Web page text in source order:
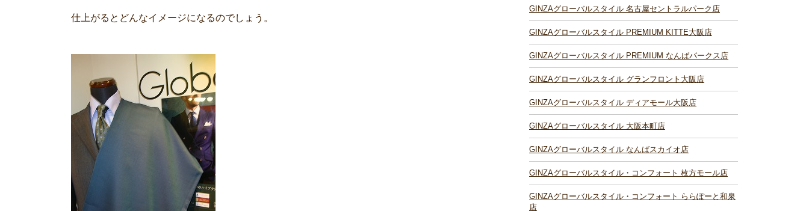
仕上がるとどんなイメージになるのでしょう。
GINZAグローバルスタイル 名古屋セントラルパーク店
GINZAグローバルスタイル PREMIUM KITTE大阪店
GINZAグローバルスタイル PREMIUM なんばパークス店
GINZAグローバルスタイル グランフロント大阪店
GINZAグローバルスタイル ディアモール大阪店
GINZAグローバルスタイル 大阪本町店
GINZAグローバルスタイル なんばスカイオ店
GINZAグローバルスタイル・コンフォート 枚方モール店
GINZAグローバルスタイル・コンフォート ららぽーと和泉
店